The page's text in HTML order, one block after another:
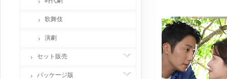
歌舞伎
演劇
セット販売
パッケージ版